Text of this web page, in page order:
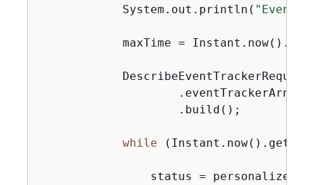
            System.out.println(
"Event
maxTime =
                    .build();
while
status =